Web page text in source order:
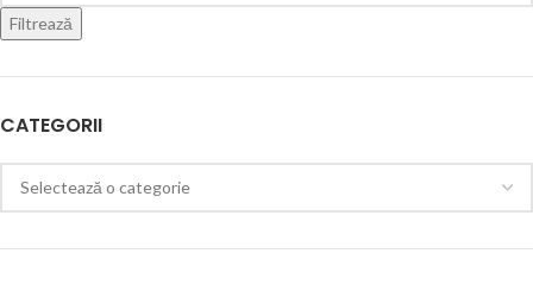
Filtrează
CATEGORII